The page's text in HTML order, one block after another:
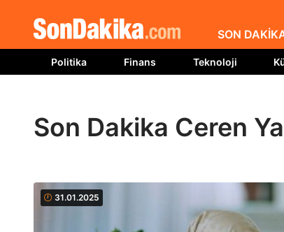
SON
Politika Finans Teknoloji
Son Dakika Ceren
31.01.2025